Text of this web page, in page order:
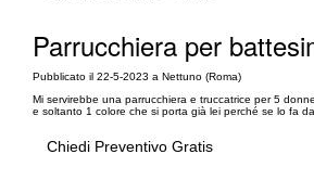
Parrucchiera per
Pubblicato il 22-5-2023 a Nettuno (Roma)
Mi servirebbe una parrucchiera e truccatrice per 5
e soltanto 1 colore che si porta già lei perché se lo fa
Chiedi Preventivo Gratis